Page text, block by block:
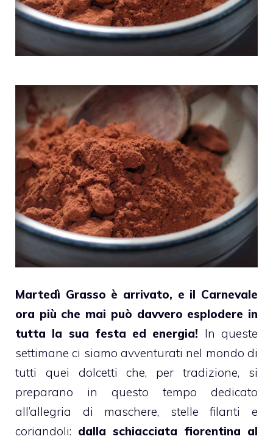
Martedì Grasso è arrivato, e il Carnevale
ora più che mai può davvero esplodere in
tutta la sua festa ed energia! In queste
settimane ci siamo avventurati nel mondo di
tutti quei dolcetti che, per tradizione, si
preparano in questo tempo dedicato
all’allegria di maschere, stelle filanti e
coriandoli: dalla schiacciata fiorentina al